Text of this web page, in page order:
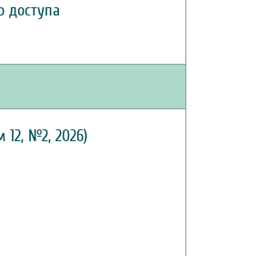
доступа
12, №2, 2026)